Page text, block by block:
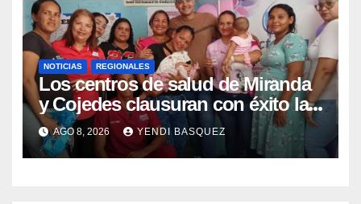
NOTICIAS REGIONALES
Los centros de salud de Miranda
y Cojedes clausuran con éxito la
Semana Mundial de la Lactancia
Materna
AGO 8, 2026 YENDI BASQUEZ